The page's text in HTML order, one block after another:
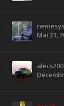
nemesys
Mai 31,